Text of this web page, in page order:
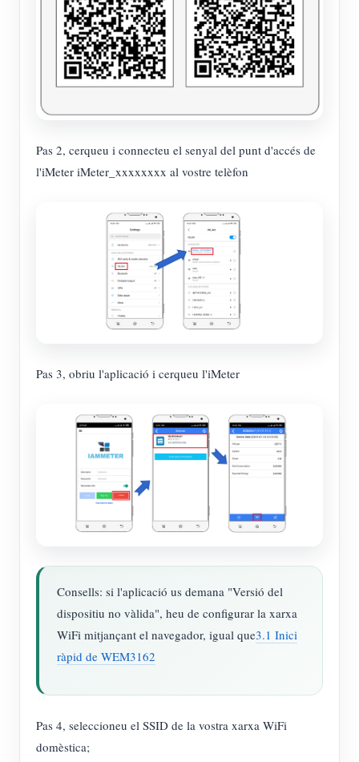
Pas 2, cerqueu i connecteu el senyal del punt d'accés de
l'iMeter iMeter_xxxxxxxx al vostre telèfon
Pas 3, obriu l'aplicació i cerqueu l'iMeter
Consells: si l'aplicació us demana "Versió del
dispositiu no vàlida", heu de configurar la xarxa
WiFi mitjançant el navegador, igual que3.1 Inici
ràpid de WEM3162
Pas 4, seleccioneu el SSID de la vostra xarxa WiFi
domèstica;